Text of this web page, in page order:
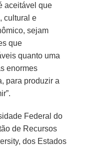
aceitável que
cultural e
sejam
que
quanto uma
enormes
para produzir a
Federal do
de Recursos
dos Estados